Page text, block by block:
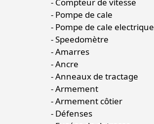
Compteur de vitesse
Pompe de cale
Pompe de cale electrique
Speedomètre
Amarres
Ancre
Anneaux de tractage
Armement
Armement côtier
Défenses